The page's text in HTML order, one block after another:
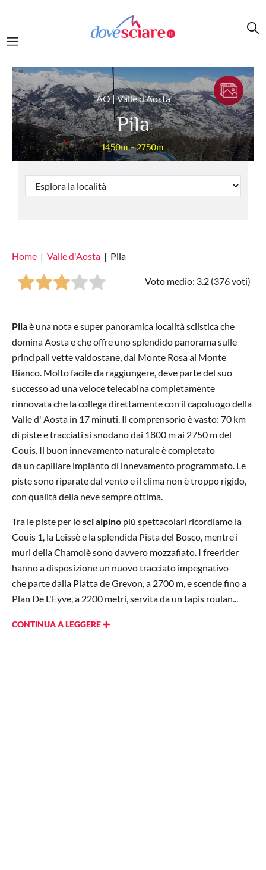
AO | Valle d'Aosta
Pila
1450m - 2750m
Home Valle d'Aosta Pila
Voto medio: 3.2 (376voti)
Pilaè una nota e super panoramica località sciistica che
domina Aosta e che offre uno splendido panorama sulle
principali vette valdostane, dal Monte Rosa al Monte
Bianco. Molto facile da raggiungere, deve parte del suo
successo ad una veloce telecabina completamente
rinnovata che la collega direttamente con il capoluogo della
Valle d' Aosta in 17 minuti. Il comprensorio è vasto: 70 km
di piste e tracciati si snodano dai 1800 m ai 2750 m del
Couis. Il buon innevamento naturale è completato
da un capillare impianto di innevamento programmato. Le
piste sono riparate dal vento e il clima non è troppo rigido,
con qualità della neve sempre ottima.
Tra le piste per losci alpino più spettacolari ricordiamo la
Couis 1, la Leissè e la splendida Pista del Bosco, mentre i
muri della Chamolè sono davvero mozzafiato. I freerider
hanno a disposizione un nuovo tracciato impegnativo
che parte dalla Platta de Grevon, a 2700 m, e scende fino a
Plan De L'Eyve, a 2200 metri, servita da un tapis roulan...
CONTINUA A LEGGERE